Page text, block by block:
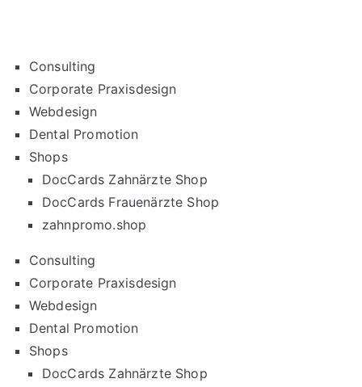
Consulting
Corporate Praxisdesign
Webdesign
Dental Promotion
Shops
DocCards Zahnärzte Shop
DocCards Frauenärzte Shop
zahnpromo.shop
Consulting
Corporate Praxisdesign
Webdesign
Dental Promotion
Shops
DocCards Zahnärzte Shop